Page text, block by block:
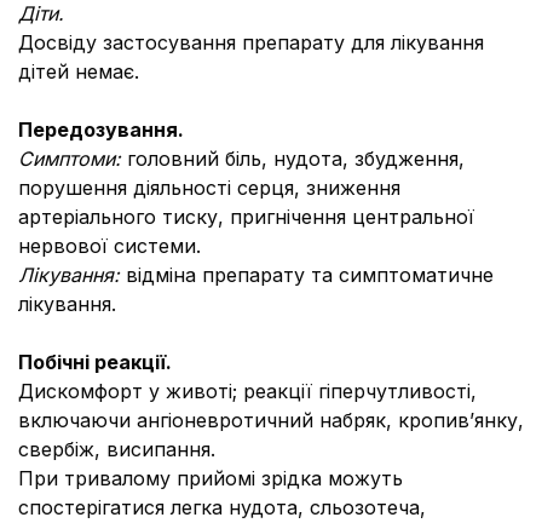
Діти.
Досвіду застосування препарату для лікування
дітей немає.
Передозування.
Симптоми: головний біль, нудота, збудження,
порушення діяльності серця, зниження
артеріального тиску, пригнічення центральної
нервової системи.
Лікування: відміна препарату та симптоматичне
лікування.
Побічні реакції.
Дискомфорт у животі; реакції гіперчутливості,
включаючи ангіоневротичний набряк, кропив’янку,
свербіж, висипання.
При тривалому прийомі зрідка можуть
спостерігатися легка нудота, сльозотеча,